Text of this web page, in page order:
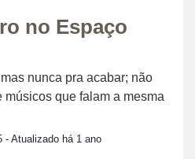
no Espaço
nunca pra acabar; não
músicos que falam a mesma
- Atualizado há 1 ano